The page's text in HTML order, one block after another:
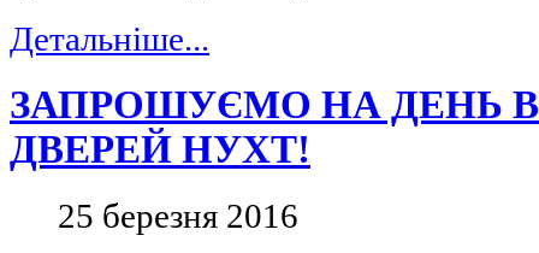
Детальніше...
ЗАПРОШУЄМО НА ДЕНЬ
ДВЕРЕЙ НУХТ!
25 березня 2016